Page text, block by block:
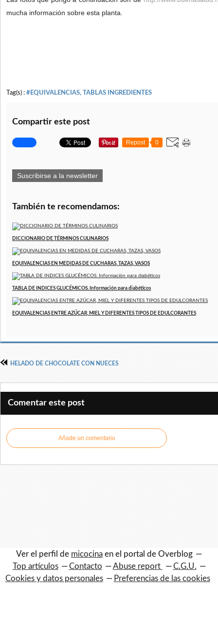
mucha información sobre esta planta.
Tag(s) : #EQUIVALENCIAS, TABLAS INGREDIENTES
Compartir este post
Repost 0
Suscribirse a la newsletter
También te recomendamos:
DICCIONARIO DE TÉRMINOS CULINARIOS
EQUIVALENCIAS EN MEDIDAS DE CUCHARAS, TAZAS, VASOS
TABLA DE INDICES GLUCÉMICOS. Información para diabéticos
EQUIVALENCIAS ENTRE AZÚCAR, MIEL Y DIFERENTES TIPOS DE EDULCORANTES
HELADO DE CHOCOLATE CON NUECES
Comentar este post
Añade un comentario
Ver el perfil de micocina en el portal de Overblog
Top artículos
Contacto Abuse report
C.G.U.
Cookies y datos personales
Preferencias de las cookies